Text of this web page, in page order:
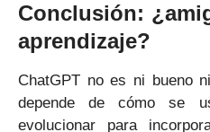
Conclusión:
aprendizaje?
ChatGPT no es ni bueno
depende de cómo se
evolucionar para